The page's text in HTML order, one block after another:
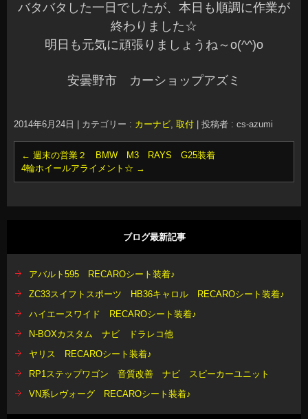
バタバタした一日でしたが、本日も順調に作業が
終わりました☆
明日も元気に頑張りましょうね～o(^^)o
安曇野市 カーショップアズミ
2014年6月24日 カテゴリー : カーナビ, 取付 投稿者 : cs-azumi
← 週末の営業２ BMW M3 RAYS G25装着
4輪ホイールアライメント☆ →
ブログ最新記事
アバルト595 RECAROシート装着♪
ZC33スイフトスポーツ HB36キャロル RECAROシート装着♪
ハイエースワイド RECAROシート装着♪
N-BOXカスタム ナビ ドラレコ他
ヤリス RECAROシート装着♪
RP1ステップワゴン 音質改善 ナビ スピーカーユニット
VN系レヴォーグ RECAROシート装着♪